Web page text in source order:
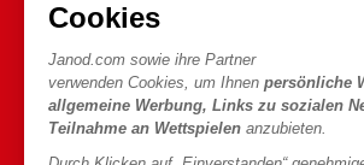
Cookies
Janod.com sowie ihre Partner
verwenden Cookies, um Ihnen persönliche
allgemeine Werbung, Links zu sozialen
Teilnahme an Wettspielen anzubieten.
HILFE & INFORMATIONEN
Verkaufsbedingungen
FAQ